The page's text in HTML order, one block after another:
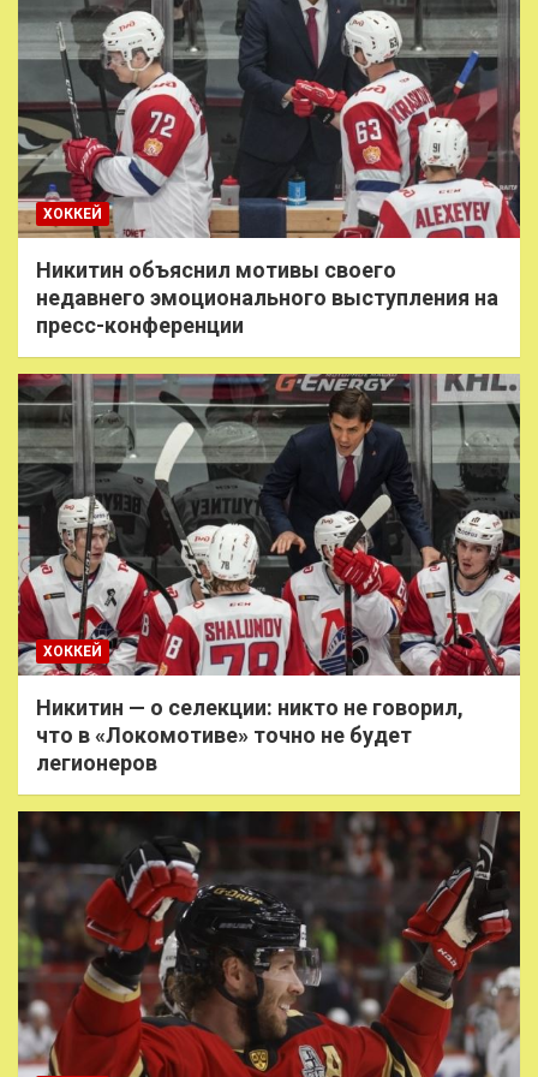
ХОККЕЙ
Никитин объяснил мотивы своего
недавнего эмоционального выступления на
пресс-конференции
ХОККЕЙ
Никитин — о селекции: никто не говорил,
что в «Локомотиве» точно не будет
легионеров